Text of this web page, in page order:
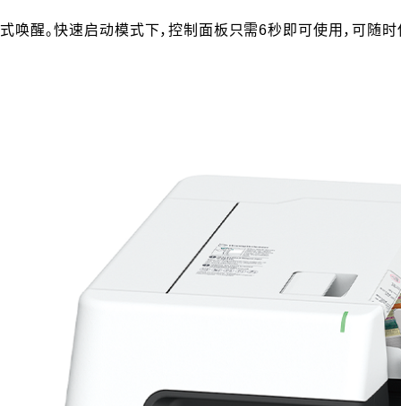
醒。快速启动模式下，控制面板只需6秒即可使用，可随时